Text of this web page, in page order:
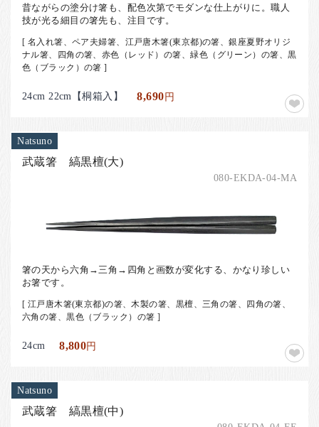
昔ながらの塗分け箸も、配色次第でモダンな仕上がりに。職人
技が光る細目の箸先も、注目です。
[ 名入れ箸、ペア夫婦箸、江戸唐木箸(東京都)の箸、銀座夏野オリジ
ナル箸、四角の箸、赤色（レッド）の箸、緑色（グリーン）の箸、黒
色（ブラック）の箸 ]
24cm 22cm【桐箱入】 8,690円
Natsuno
武蔵箸 縞黒檀(大)
080-EKDA-04-MA
箸の天から六角→三角→四角と画数が変化する、かなり珍しい
お箸です。
[ 江戸唐木箸(東京都)の箸、木製の箸、黒檀、三角の箸、四角の箸、
六角の箸、黒色（ブラック）の箸 ]
24cm 8,800円
Natsuno
武蔵箸 縞黒檀(中)